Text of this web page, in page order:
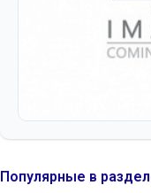
Популярные в